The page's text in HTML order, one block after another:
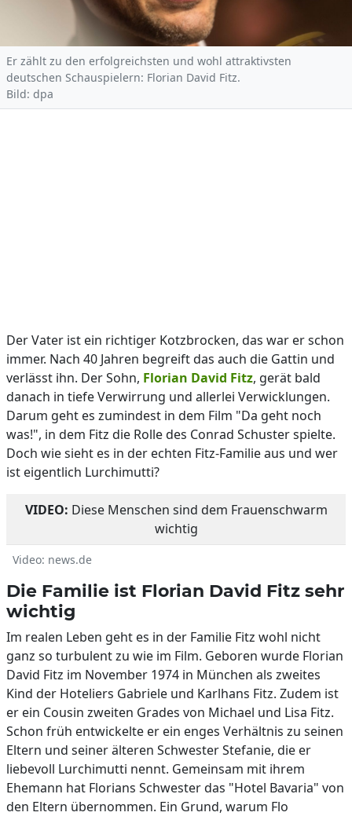
Er zählt zu den erfolgreichsten und wohl attraktivsten
deutschen Schauspielern: Florian David Fitz.
Bild: dpa
Der Vater ist ein richtiger Kotzbrocken, das war er schon
immer. Nach 40 Jahren begreift das auch die Gattin und
verlässt ihn. Der Sohn, Florian David Fitz, gerät bald
danach in tiefe Verwirrung und allerlei Verwicklungen.
Darum geht es zumindest in dem Film "Da geht noch
was!", in dem Fitz die Rolle des Conrad Schuster spielte.
Doch wie sieht es in der echten Fitz-Familie aus und wer
ist eigentlich Lurchimutti?
VIDEO: Diese Menschen sind dem Frauenschwarm
wichtig
Video: news.de
Die Familie ist Florian David Fitz sehr
wichtig
Im realen Leben geht es in der Familie Fitz wohl nicht
ganz so turbulent zu wie im Film. Geboren wurde Florian
David Fitz im November 1974 in München als zweites
Kind der Hoteliers Gabriele und Karlhans Fitz. Zudem ist
er ein Cousin zweiten Grades von Michael und Lisa Fitz.
Schon früh entwickelte er ein enges Verhältnis zu seinen
Eltern und seiner älteren Schwester Stefanie, die er
liebevoll Lurchimutti nennt. Gemeinsam mit ihrem
Ehemann hat Florians Schwester das "Hotel Bavaria" von
den Eltern übernommen. Ein Grund, warum Flo